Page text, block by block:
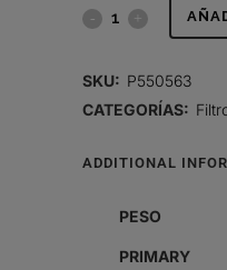
FILTRO
LUBRICANTE,
SKU: P550563
CATEGORÍAS:
ADDITIONAL
PESO
PRIMARY